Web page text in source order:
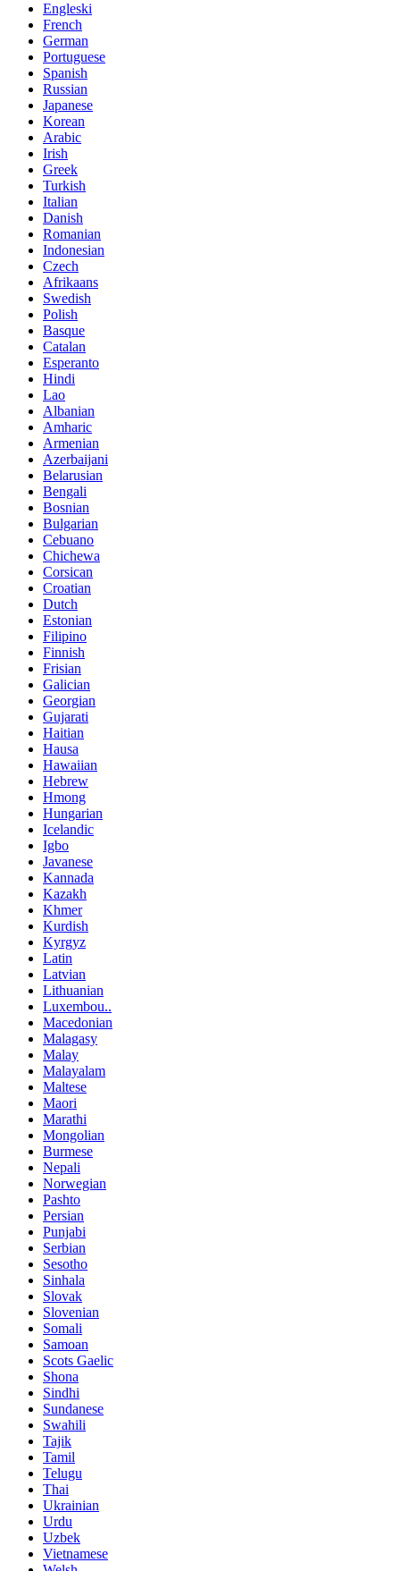
Engleski
French
German
Portuguese
Spanish
Russian
Japanese
Korean
Arabic
Irish
Greek
Turkish
Italian
Danish
Romanian
Indonesian
Czech
Afrikaans
Swedish
Polish
Basque
Catalan
Esperanto
Hindi
Lao
Albanian
Amharic
Armenian
Azerbaijani
Belarusian
Bengali
Bosnian
Bulgarian
Cebuano
Chichewa
Corsican
Croatian
Dutch
Estonian
Filipino
Finnish
Frisian
Galician
Georgian
Gujarati
Haitian
Hausa
Hawaiian
Hebrew
Hmong
Hungarian
Icelandic
Igbo
Javanese
Kannada
Kazakh
Khmer
Kurdish
Kyrgyz
Latin
Latvian
Lithuanian
Luxembou..
Macedonian
Malagasy
Malay
Malayalam
Maltese
Maori
Marathi
Mongolian
Burmese
Nepali
Norwegian
Pashto
Persian
Punjabi
Serbian
Sesotho
Sinhala
Slovak
Slovenian
Somali
Samoan
Scots Gaelic
Shona
Sindhi
Sundanese
Swahili
Tajik
Tamil
Telugu
Thai
Ukrainian
Urdu
Uzbek
Vietnamese